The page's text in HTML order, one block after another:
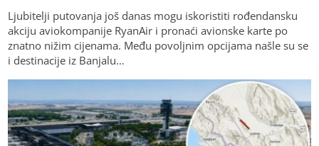
Ljubitelji putovanja još danas mogu iskoristiti rođendansku
akciju aviokompanije RyanAir i pronaći avionske karte po
znatno nižim cijenama. Među povoljnim opcijama našle su se
i destinacije iz Banjalu…